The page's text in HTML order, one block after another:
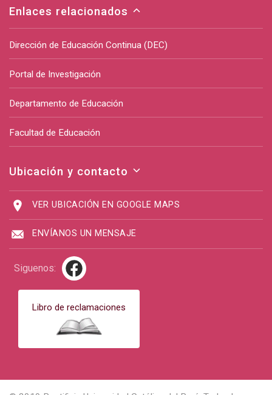
Enlaces relacionados
Dirección de Educación Continua (DEC)
Portal de Investigación
Departamento de Educación
Facultad de Educación
Ubicación y contacto
VER UBICACIÓN EN GOOGLE MAPS
ENVÍANOS UN MENSAJE
Siguenos:
Libro de reclamaciones